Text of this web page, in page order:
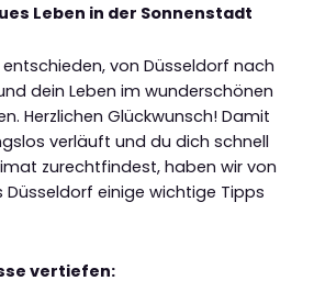
Leben in der Sonnenstadt
von Düsseldorf nach
dein Leben im wunderschönen
Herzlichen Glückwunsch! Damit
verläuft und du dich schnell
zurechtfindest, haben wir von
Düsseldorf einige wichtige Tipps
vertiefen: